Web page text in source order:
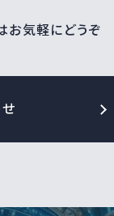
お気軽にどうぞ